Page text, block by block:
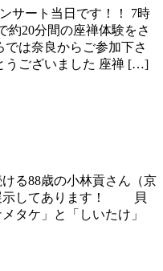
サート当日です！！ 7時
約20分間の座禅体験をさ
は奈良からご参加下さ
うございました 座禅 […]
る88歳の小林貢さん（京
示してあります！ 貝
メタケ」と「しいたけ」